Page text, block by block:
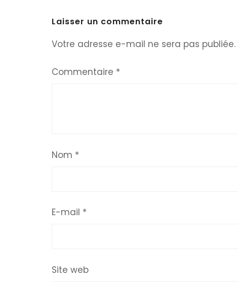
Laisser un commentaire
Votre adresse e-mail ne sera pas publiée.
Commentaire *
Nom *
E-mail *
Site web